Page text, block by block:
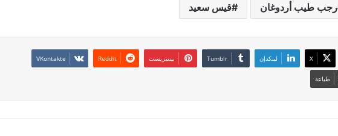
رجب طيب أردوغان قيس سعيد
X لينكدإن بينتيريست
طباعة